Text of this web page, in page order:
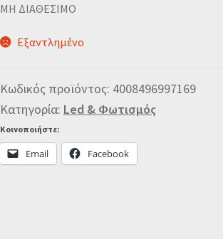
MΗ ΔΙΑΘΕΣΙΜΟ
Εξαντλημένο
Κωδικός προϊόντος: 4008496997169
Κατηγορία: Led & Φωτισμός
Κοινοποιήστε:
Email Facebook